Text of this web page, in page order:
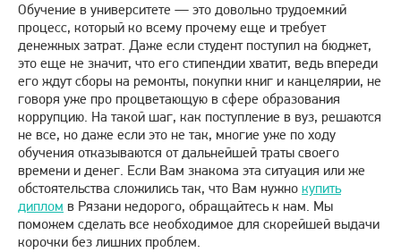
Обучение в университете — это довольно трудоемкий
процесс, который ко всему прочему еще и требует
денежных затрат. Даже если студент поступил на бюджет,
это еще не значит, что его стипендии хватит, ведь впереди
его ждут сборы на ремонты, покупки книг и канцелярии, не
говоря уже про процветающую в сфере образования
коррупцию. На такой шаг, как поступление в вуз, решаются
не все, но даже если это не так, многие уже по ходу
обучения отказываются от дальнейшей траты своего
времени и денег. Если Вам знакома эта ситуация или же
обстоятельства сложились так, что Вам нужно купить
диплом в Рязани недорого, обращайтесь к нам. Мы
поможем сделать все необходимое для скорейшей выдачи
корочки без лишних проблем.